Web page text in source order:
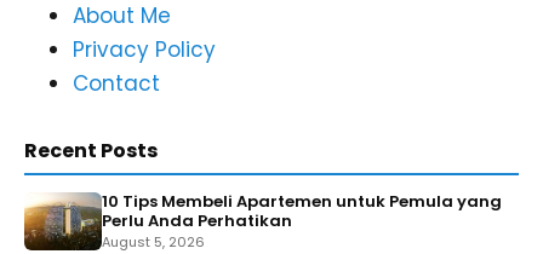
About Me
Privacy Policy
Contact
Recent Posts
10 Tips Membeli Apartemen untuk Pemula yang
Perlu Anda Perhatikan
August 5, 2026